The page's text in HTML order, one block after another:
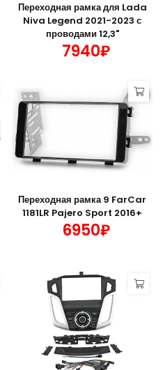
Переходная рамка для Lada
Niva Legend 2021-2023 с
проводами 12,3"
7940₽
Переходная рамка 9 FarCar
1181LR Pajero Sport 2016+
6950₽